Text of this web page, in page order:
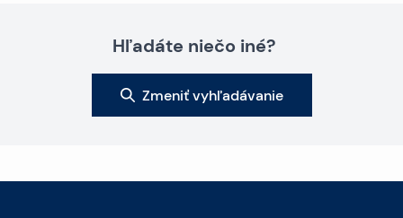
Hľadáte niečo iné?
Zmeniť vyhľadávanie